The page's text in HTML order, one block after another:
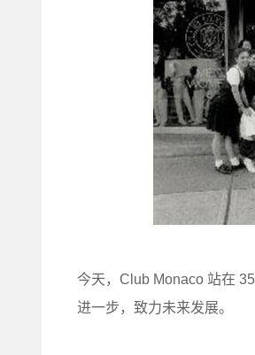
今天，Club Monaco 站在
进一步，致力未来发展。